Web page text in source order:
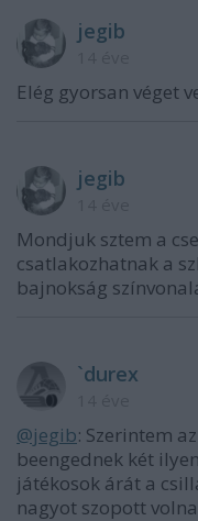
jegib
Elég gyorsan véget
jegib
Mondjuk sztem a
csatlakozhatnak a
bajnokság
`durex
@jegib: Szerintem
beengednek két
játékosok árát a
nagyot szopott